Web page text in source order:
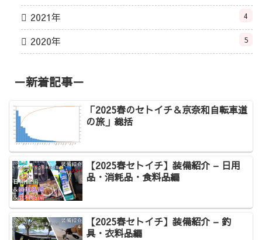
2021年 4
2020年 5
－新着記事－
「2025春のセトイチ＆京奈和自転車道
の旅」総括
【2025春セトイチ】装備紹介 – 日用
品・消耗品・食料品編
【2025春セトイチ】装備紹介 – 釣
具・衣料品編